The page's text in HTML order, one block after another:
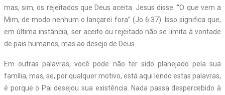
mas, sim, os rejeitados que Deus aceita. Jesus disse: “O que vem a
Mim, de modo nenhum o lançarei fora” (Jo 6:37). Isso significa que,
em última instância, ser aceito ou rejeitado não se limita à vontade
de pais humanos, mas ao desejo de Deus.
Em outras palavras, você pode não ter sido planejado pela sua
família, mas, se, por qualquer motivo, está aqui lendo estas palavras,
é porque o Pai desejou sua existência. Nada passa despercebido à